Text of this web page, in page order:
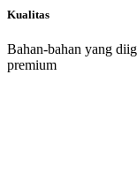
Kualitas
Bahan-bahan yang
premium